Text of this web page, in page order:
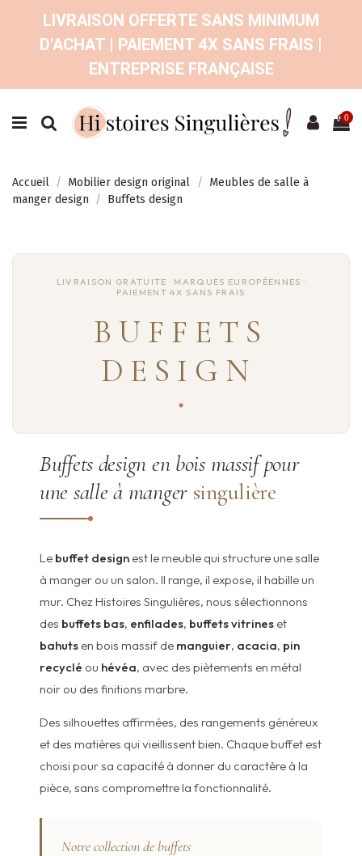
LIVRAISON OFFERTE SANS MINIMUM
D'ACHAT | PAIEMENT 4X SANS FRAIS |
ENTREPRISE FRANÇAISE
0
Accueil Mobilier design original
Meubles de salle à
manger design
Buffets design
BUFFETS
DESIGN
Buffets design en bois massif pour
une salle à manger singulière
Le buffet design est le meuble qui structure une salle
à manger ou un salon. Il range, il expose, il habille un
mur. Chez Histoires Singulières, nous sélectionnons
des buffets bas, enfilades, buffets vitrines et
bahuts en bois massif de manguier, acacia, pin
recyclé ou hévéa, avec des piètements en métal
noir ou des finitions marbre.
Des silhouettes affirmées, des rangements généreux
et des matières qui vieillissent bien. Chaque buffet est
choisi pour sa capacité à donner du caractère à la
pièce, sans compromettre la fonctionnalité.
Notre collection de buffets